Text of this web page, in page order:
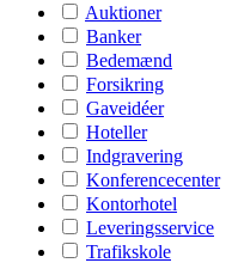
Auktioner
Banker
Bedemænd
Forsikring
Gaveidéer
Hoteller
Indgravering
Konferencecenter
Kontorhotel
Leveringsservice
Trafikskole